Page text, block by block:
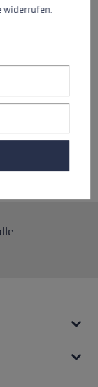
widerrufen.